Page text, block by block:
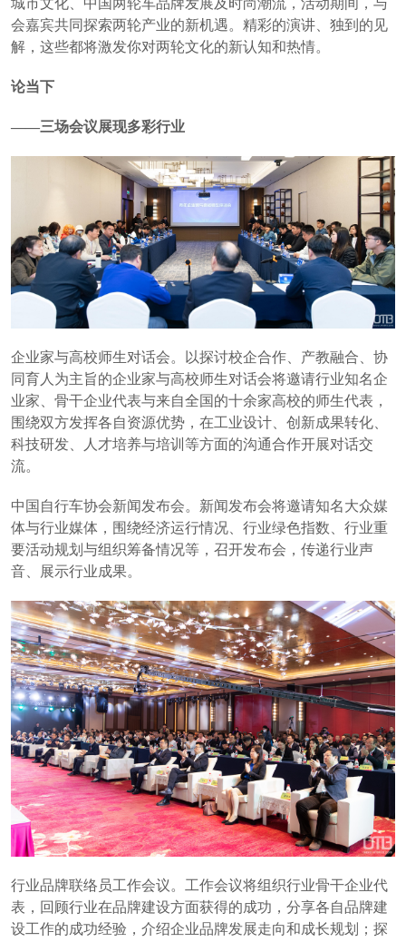
会嘉宾共同探索两轮产业的新机遇。精彩的演讲、独到的见
解，这些都将激发你对两轮文化的新认知和热情。
论当下
——三场会议展现多彩行业
企业家与高校师生对话会。以探讨校企合作、产教融合、协
同育人为主旨的企业家与高校师生对话会将邀请行业知名企
业家、骨干企业代表与来自全国的十余家高校的师生代表，
围绕双方发挥各自资源优势，在工业设计、创新成果转化、
科技研发、人才培养与培训等方面的沟通合作开展对话交
流。
中国自行车协会新闻发布会。新闻发布会将邀请知名大众媒
体与行业媒体，围绕经济运行情况、行业绿色指数、行业重
要活动规划与组织筹备情况等，召开发布会，传递行业声
音、展示行业成果。
行业品牌联络员工作会议。工作会议将组织行业骨干企业代
表，回顾行业在品牌建设方面获得的成功，分享各自品牌建
设工作的成功经验，介绍企业品牌发展走向和成长规划；探